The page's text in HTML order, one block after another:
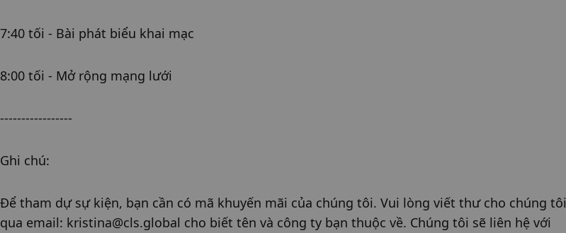
7:40 tối - Bài phát biểu khai mạc
8:00 tối - Mở rộng mạng lưới
-----------------
Ghi chú:
Để tham dự sự kiện, bạn cần có mã khuyến mãi của chúng tôi. Vui lòng viết thư cho chúng tôi
qua email: kristina@cls.global cho biết tên và công ty bạn thuộc về. Chúng tôi sẽ liên hệ với